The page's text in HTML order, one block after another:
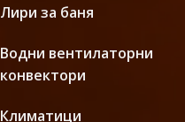
Лири за баня
Водни вентилаторни
конвектори
Климатици